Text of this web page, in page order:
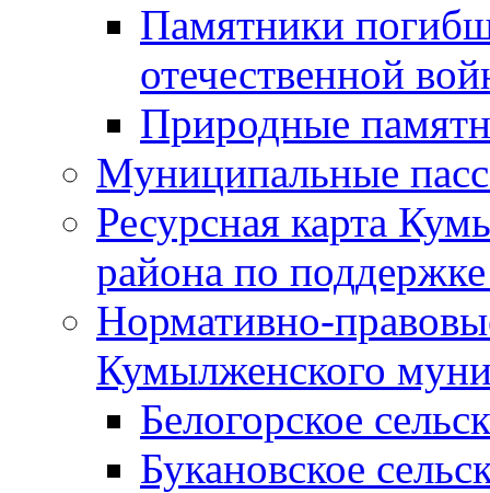
Памятники
отечественной
Природные
Муниципальные
Ресурсная карта
района по
Нормативно-
Кумылженского
Белогорское
Букановское